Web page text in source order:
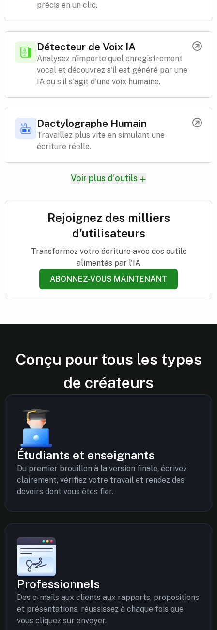
précis en un clic.
Détecteur de Voix IA
Analysez n'importe quel enregistrement
vocal et découvrez s'il est généré par une
IA ou s'il s'agit d'une voix humaine.
Dactylographe Humain
Travaillez plus vite en simulant une
écriture réelle.
Voir plus d'outils
Rejoignez des milliers
d'utilisateurs
Transformez votre écriture avec des outils
alimentés par l'IA
ABONNEZ-VOUS MAINTENANT
Conçu pour tous les types
de créateurs
Étudiants et enseignants
Du premier brouillon à la version finale, écrivez
clairement, vérifiez votre travail et rendez des
devoirs dont vous êtes fier.
Professionnels
Des e-mails aux clients aux rapports, propositions
et présentations, réussissez à chaque fois que
vous cliquez sur envoyer.